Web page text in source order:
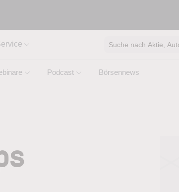
Podcast Börsennews
Suche nach Aktie,